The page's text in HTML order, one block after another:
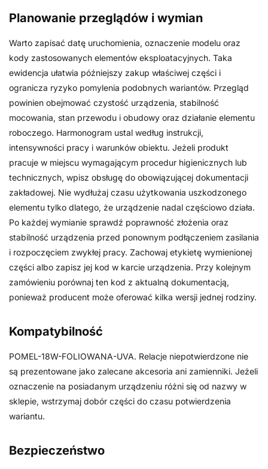
Planowanie przeglądów i wymian
Warto zapisać datę uruchomienia, oznaczenie modelu oraz
kody zastosowanych elementów eksploatacyjnych. Taka
ewidencja ułatwia późniejszy zakup właściwej części i
ogranicza ryzyko pomylenia podobnych wariantów. Przegląd
powinien obejmować czystość urządzenia, stabilność
mocowania, stan przewodu i obudowy oraz działanie elementu
roboczego. Harmonogram ustal według instrukcji,
intensywności pracy i warunków obiektu. Jeżeli produkt
pracuje w miejscu wymagającym procedur higienicznych lub
technicznych, wpisz obsługę do obowiązującej dokumentacji
zakładowej. Nie wydłużaj czasu użytkowania uszkodzonego
elementu tylko dlatego, że urządzenie nadal częściowo działa.
Po każdej wymianie sprawdź poprawność złożenia oraz
stabilność urządzenia przed ponownym podłączeniem zasilania
i rozpoczęciem zwykłej pracy. Zachowaj etykietę wymienionej
części albo zapisz jej kod w karcie urządzenia. Przy kolejnym
zamówieniu porównaj ten kod z aktualną dokumentacją,
ponieważ producent może oferować kilka wersji jednej rodziny.
Kompatybilność
POMEL-18W-FOLIOWANA-UVA. Relacje niepotwierdzone nie
są prezentowane jako zalecane akcesoria ani zamienniki. Jeżeli
oznaczenie na posiadanym urządzeniu różni się od nazwy w
sklepie, wstrzymaj dobór części do czasu potwierdzenia
wariantu.
Bezpieczeństwo